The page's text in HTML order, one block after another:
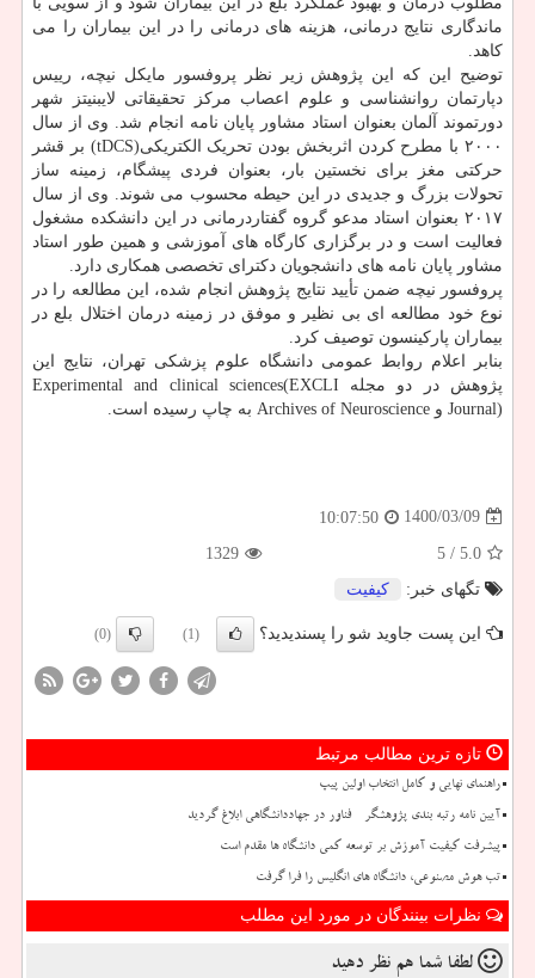
ماندگاری نتایج درمانی، هزینه های درمانی را در این بیماران را می
کاهد.
توضیح این که این پژوهش زیر نظر پروفسور مایکل نیچه، رییس
دپارتمان روانشناسی و علوم اعصاب مرکز تحقیقاتی لایبنیتز شهر
دورتموند آلمان بعنوان استاد مشاور پایان نامه انجام شد. وی از سال
۲۰۰۰ با مطرح کردن اثربخش بودن تحریک الکتریکی(tDCS) بر قشر
حرکتی مغز برای نخستین بار، بعنوان فردی پیشگام، زمینه ساز
تحولات بزرگ و جدیدی در این حیطه محسوب می شوند. وی از سال
۲۰۱۷ بعنوان استاد مدعو گروه گفتاردرمانی در این دانشکده مشغول
فعالیت است و در برگزاری کارگاه های آموزشی و همین طور استاد
مشاور پایان نامه های دانشجویان دکترای تخصصی همکاری دارد.
پروفسور نیچه ضمن تأیید نتایج پژوهش انجام شده، این مطالعه را در
نوع خود مطالعه ای بی نظیر و موفق در زمینه درمان اختلال بلع در
بیماران پارکینسون توصیف کرد.
بنابر اعلام روابط عمومی دانشگاه علوم پزشکی تهران، نتایج این
پژوهش در دو مجله Experimental and clinical sciences(EXCLI
Journal) و Archives of Neuroscience به چاپ رسیده است.
1400/03/09
10:07:50
5.0
/ 5
1329
تگهای خبر:
كیفیت
این پست جاوید شو را پسندیدید؟ (1)
(0)
تازه ترین مطالب مرتبط
راهنمای نهایی و کامل انتخاب اولین پیپ
آیین نامه رتبه بندی پژوهشگر - فناور در جهاددانشگاهی ابلاغ گردید
پیشرفت کیفیت آموزش بر توسعه کمی دانشگاه ها مقدم است
تب هوش مصنوعی، دانشگاه های انگلیس را فرا گرفت
نظرات بینندگان در مورد این مطلب
لطفا شما هم نظر دهید